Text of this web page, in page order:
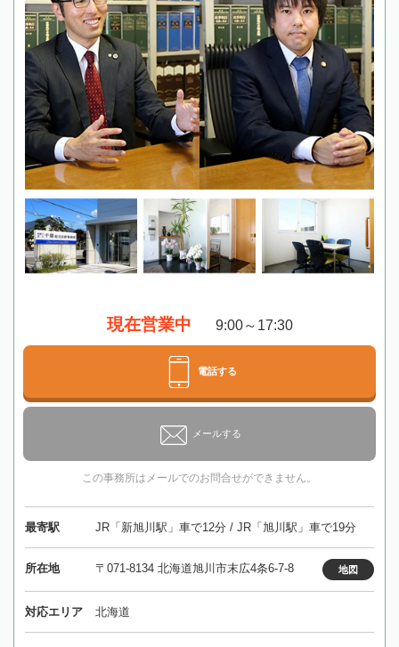
現在営業中 9:00～17:30
電話する
メールする
この事務所はメールでのお問合せができません。
最寄駅 JR「新旭川駅」車で12分 / JR「旭川駅」車で19分
所在地 〒071-8134 北海道旭川市末広4条6-7-8 地図
対応エリア 北海道